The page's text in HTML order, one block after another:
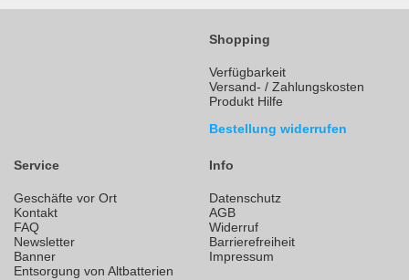
Shopping
Verfügbarkeit
Versand- / Zahlungskosten
Produkt Hilfe
Bestellung widerrufen
Service
Geschäfte vor Ort
Kontakt
FAQ
Newsletter
Banner
Entsorgung von Altbatterien
Info
Datenschutz
AGB
Widerruf
Barrierefreiheit
Impressum